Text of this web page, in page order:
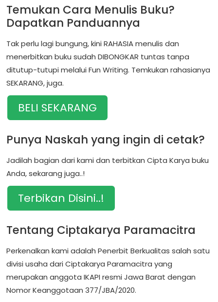
Temukan Cara Menulis Buku?
Dapatkan Panduannya
Tak perlu lagi bungung, kini RAHASIA menulis dan
menerbitkan buku sudah DIBONGKAR tuntas tanpa
ditutup-tutupi melalui Fun Writing. Temkukan rahasianya
SEKARANG, juga.
BELI SEKARANG
Punya Naskah yang ingin di cetak?
Jadilah bagian dari kami dan terbitkan Cipta Karya buku
Anda, sekarang juga..!
Terbikan Disini..!
Tentang Ciptakarya Paramacitra
Perkenalkan kami adalah Penerbit Berkualitas salah satu
divisi usaha dari Ciptakarya Paramacitra yang
merupakan anggota IKAPI resmi Jawa Barat dengan
Nomor Keanggotaan 377/JBA/2020.